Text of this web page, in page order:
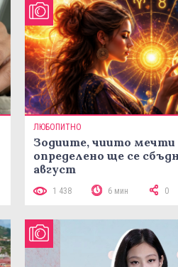
ЛЮБОПИТНО
Зодиите, чиито мечти
определено ще се
август
1 438 6 мин 0